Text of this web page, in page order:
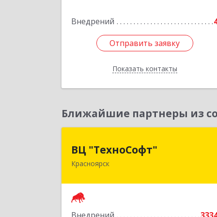
Внедрений
Отправить заявку
Показать контакты
Подробнее
Ближайшие партнеры из
ВЦ "ТехноСофт"
Красноярск
ВЦ "ТехноСофт"